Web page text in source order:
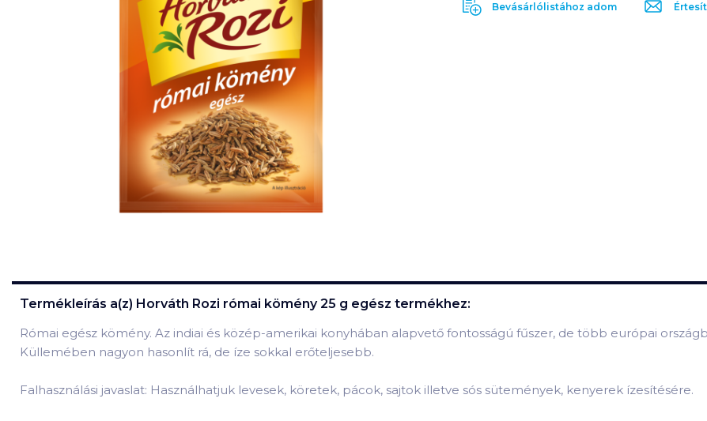
Bevásárlólistához adom
Termékleírás a(z) Horváth Rozi római kömény 25 g egész termékhez:
Római egész kömény. Az indiai és közép-amerikai konyhában alapvető fontosságú fűszer, de több európai
Küllemében nagyon hasonlít rá, de íze sokkal erőteljesebb.
Falhasználási javaslat: Használhatjuk levesek, köretek, pácok, sajtok illetve sós sütemények, kenyerek ízesítésére.